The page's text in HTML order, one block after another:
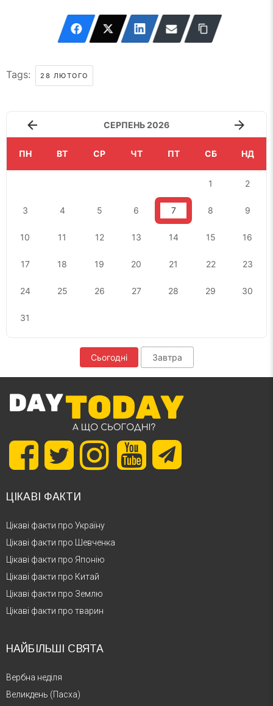
Tags: 28 ЛЮТОГО
СЕРПЕНЬ 2026
ПН ВТ СР ЧТ ПТ СБ НД
1 2
3 4 5 6 7 8 9
10 11 12 13 14 15 16
17 18 19 20 21 22 23
24 25 26 27 28 29 30
31
Сьогодні Завтра
ЦІКАВІ ФАКТИ
Цікаві факти про Україну
Цікаві факти про Шевченка
Цікаві факти про Японію
Цікаві факти про Китай
Цікаві факти про Землю
Цікаві факти про тварин
НАЙБІЛЬШІ СВЯТА
Вербна неділя
Великдень (Пасха)